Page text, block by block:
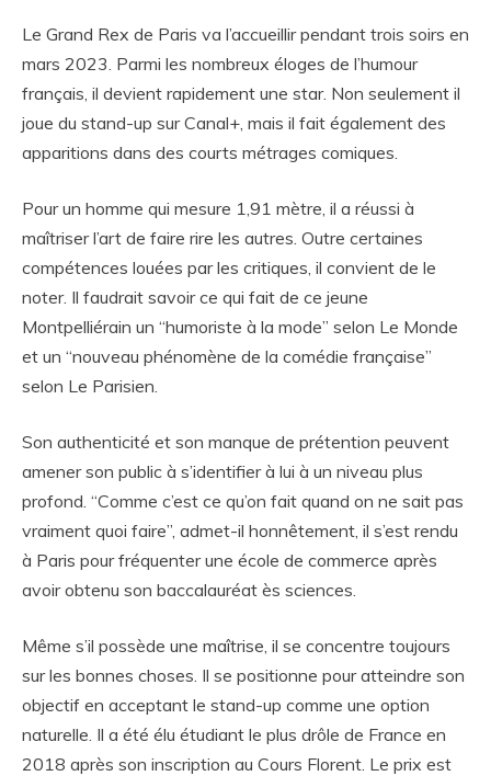
Le Grand Rex de Paris va l’accueillir pendant trois soirs en
mars 2023. Parmi les nombreux éloges de l’humour
français, il devient rapidement une star. Non seulement il
joue du stand-up sur Canal+, mais il fait également des
apparitions dans des courts métrages comiques.
Pour un homme qui mesure 1,91 mètre, il a réussi à
maîtriser l’art de faire rire les autres. Outre certaines
compétences louées par les critiques, il convient de le
noter. Il faudrait savoir ce qui fait de ce jeune
Montpelliérain un “humoriste à la mode” selon Le Monde
et un “nouveau phénomène de la comédie française”
selon Le Parisien.
Son authenticité et son manque de prétention peuvent
amener son public à s’identifier à lui à un niveau plus
profond. “Comme c’est ce qu’on fait quand on ne sait pas
vraiment quoi faire”, admet-il honnêtement, il s’est rendu
à Paris pour fréquenter une école de commerce après
avoir obtenu son baccalauréat ès sciences.
Même s’il possède une maîtrise, il se concentre toujours
sur les bonnes choses. Il se positionne pour atteindre son
objectif en acceptant le stand-up comme une option
naturelle. Il a été élu étudiant le plus drôle de France en
2018 après son inscription au Cours Florent. Le prix est